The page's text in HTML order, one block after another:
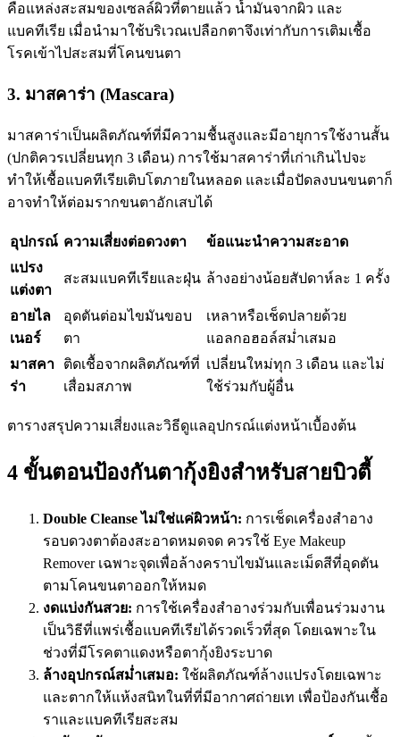
คือแหล่งสะสมของเซลล์ผิวที่ตายแล้ว น้ำมันจากผิว และ
แบคทีเรีย เมื่อนำมาใช้บริเวณเปลือกตาจึงเท่ากับการเติมเชื้อ
โรคเข้าไปสะสมที่โคนขนตา
3. มาสคาร่า (Mascara)
มาสคาร่าเป็นผลิตภัณฑ์ที่มีความชื้นสูงและมีอายุการใช้งานสั้น
(ปกติควรเปลี่ยนทุก 3 เดือน) การใช้มาสคาร่าที่เก่าเกินไปจะ
ทำให้เชื้อแบคทีเรียเติบโตภายในหลอด และเมื่อปัดลงบนขนตาก็
อาจทำให้ต่อมรากขนตาอักเสบได้
อุปกรณ์ ความเสี่ยงต่อดวงตา
ข้อแนะนำความสะอาด
แปรง
แต่งตา
สะสมแบคทีเรียและฝุ่น ล้างอย่างน้อยสัปดาห์ละ 1 ครั้ง
อายไล
เนอร์
อุดตันต่อมไขมันขอบ
ตา
เหลาหรือเช็ดปลายด้วย
แอลกอฮอล์สม่ำเสมอ
มาสคา
ร่า
ติดเชื้อจากผลิตภัณฑ์ที่
เสื่อมสภาพ
เปลี่ยนใหม่ทุก 3 เดือน และไม่
ใช้ร่วมกับผู้อื่น
ตารางสรุปความเสี่ยงและวิธีดูแลอุปกรณ์แต่งหน้าเบื้องต้น
4 ขั้นตอนป้องกันตากุ้งยิงสำหรับสายบิวตี้
Double Cleanse ไม่ใช่แค่ผิวหน้า: การเช็ดเครื่องสำอาง
รอบดวงตาต้องสะอาดหมดจด ควรใช้ Eye Makeup
Remover เฉพาะจุดเพื่อล้างคราบไขมันและเม็ดสีที่อุดตัน
ตามโคนขนตาออกให้หมด
งดแบ่งกันสวย: การใช้เครื่องสำอางร่วมกับเพื่อนร่วมงาน
เป็นวิธีที่แพร่เชื้อแบคทีเรียได้รวดเร็วที่สุด โดยเฉพาะใน
ช่วงที่มีโรคตาแดงหรือตากุ้งยิงระบาด
ล้างอุปกรณ์สม่ำเสมอ: ใช้ผลิตภัณฑ์ล้างแปรงโดยเฉพาะ
และตากให้แห้งสนิทในที่ที่มีอากาศถ่ายเท เพื่อป้องกันเชื้อ
ราและแบคทีเรียสะสม